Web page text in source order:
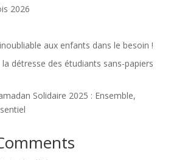
2026
aux enfants dans le besoin !
la détresse des étudiants sans-papiers
Solidaire 2025 : Ensemble,